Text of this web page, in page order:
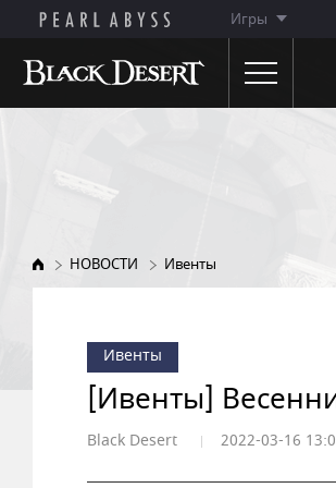
Игры
Ивенты
Премиум-магазин
НОВОСТИ Ивенты
Ивенты
[Ивенты]
Black Desert 2022-03-16